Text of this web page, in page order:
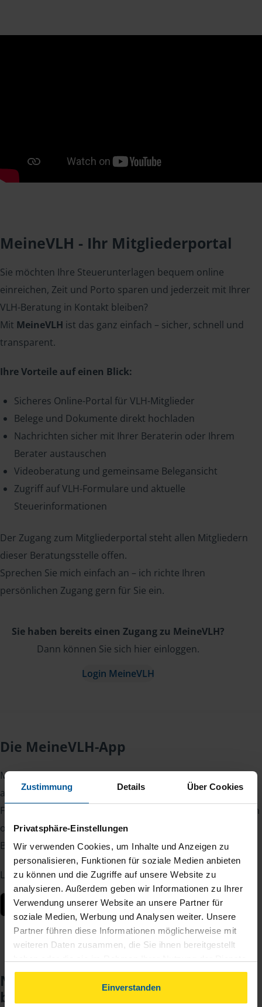
Zustimmung Details Über Cookies
Privatsphäre-Einstellungen
Wir verwenden Cookies, um Inhalte und Anzeigen zu
personalisieren, Funktionen für soziale Medien anbieten
zu können und die Zugriffe auf unsere Website zu
analysieren. Außerdem geben wir Informationen zu Ihrer
Verwendung unserer Website an unsere Partner für
soziale Medien, Werbung und Analysen weiter. Unsere
Partner führen diese Informationen möglicherweise mit
weiteren Daten zusammen, die Sie ihnen bereitgestellt
gesammelt haben. Indem Sie auf Einverstanden klicken,
können Sie der Verwendung von Cookies, gemäß
unserer
Einverstanden
MeineVLH - Ihr Mitgliederportal
Sie möchten Ihre Steuerunterlagen bequem online
einreichen, Zeit und Porto sparen und jederzeit mit Ihrer
VLH-Beratung in Kontakt bleiben?
Mit MeineVLH ist das ganz einfach – sicher, schnell und
transparent.
Ihre Vorteile auf einen Blick:
Sicheres Online-Portal für VLH-Mitglieder
Belege und Dokumente direkt hochladen
Nachrichten sicher mit Ihrer Beraterin oder Ihrem
Berater austauschen
Videoberatung und gemeinsame Belegansicht
Zugriff auf VLH-Formulare und aktuelle
Steuerinformationen
Der Zugang zum Mitgliederportal steht allen Mitgliedern
dieser Beratungsstelle offen.
Sprechen Sie mich einfach an – ich richte Ihren
persönlichen Zugang gern für Sie ein.
Sie haben bereits einen Zugang zu MeineVLH?
Dann können Sie sich hier einloggen.
Login MeineVLH
Die MeineVLH-App
Mit derMeineVLH-Apphaben Sie Ihre Steuererklärung
auch unterwegs im Griff.
Fotografieren Sie Belege, laden Sie Dokumente sicher hoch
oder lesen Sie Nachrichten von Ihrer Beraterin oder Ihrem
Berater – jederzeit und von überall.
Laden Sie die App kostenlos herunter:
Noch keinen Zugang? So einfach
beantragen Sie ihn.